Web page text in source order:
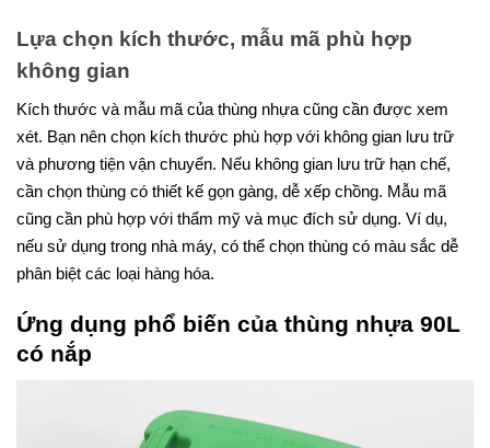
Lựa chọn kích thước, mẫu mã phù hợp
không gian
Kích thước và mẫu mã của thùng nhựa cũng cần được xem
xét. Bạn nên chọn kích thước phù hợp với không gian lưu trữ
và phương tiện vận chuyển. Nếu không gian lưu trữ hạn chế,
cần chọn thùng có thiết kế gọn gàng, dễ xếp chồng. Mẫu mã
cũng cần phù hợp với thẩm mỹ và mục đích sử dụng. Ví dụ,
nếu sử dụng trong nhà máy, có thể chọn thùng có màu sắc dễ
phân biệt các loại hàng hóa.
Ứng dụng phổ biến của thùng nhựa 90L
có nắp